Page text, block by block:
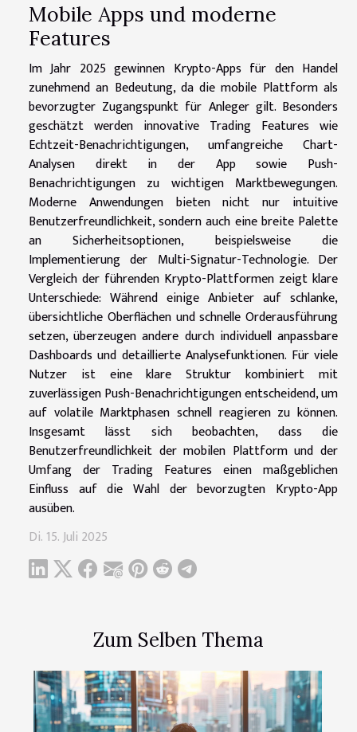
Zum Selben Thema
Mobile Apps und moderne
Features
Im Jahr 2025 gewinnen Krypto-Apps für den Handel
zunehmend an Bedeutung, da die mobile Plattform als
bevorzugter Zugangspunkt für Anleger gilt. Besonders
geschätzt werden innovative Trading Features wie
Echtzeit-Benachrichtigungen, umfangreiche Chart-
Analysen direkt in der App sowie Push-
Benachrichtigungen zu wichtigen Marktbewegungen.
Moderne Anwendungen bieten nicht nur intuitive
Benutzerfreundlichkeit, sondern auch eine breite Palette
an Sicherheitsoptionen, beispielsweise die
Implementierung der Multi-Signatur-Technologie. Der
Vergleich der führenden Krypto-Plattformen zeigt klare
Unterschiede: Während einige Anbieter auf schlanke,
übersichtliche Oberflächen und schnelle Orderausführung
setzen, überzeugen andere durch individuell anpassbare
Dashboards und detaillierte Analysefunktionen. Für viele
Nutzer ist eine klare Struktur kombiniert mit
zuverlässigen Push-Benachrichtigungen entscheidend, um
auf volatile Marktphasen schnell reagieren zu können.
Insgesamt lässt sich beobachten, dass die
Benutzerfreundlichkeit der mobilen Plattform und der
Umfang der Trading Features einen maßgeblichen
Einfluss auf die Wahl der bevorzugten Krypto-App
ausüben.
Di. 15. Juli 2025